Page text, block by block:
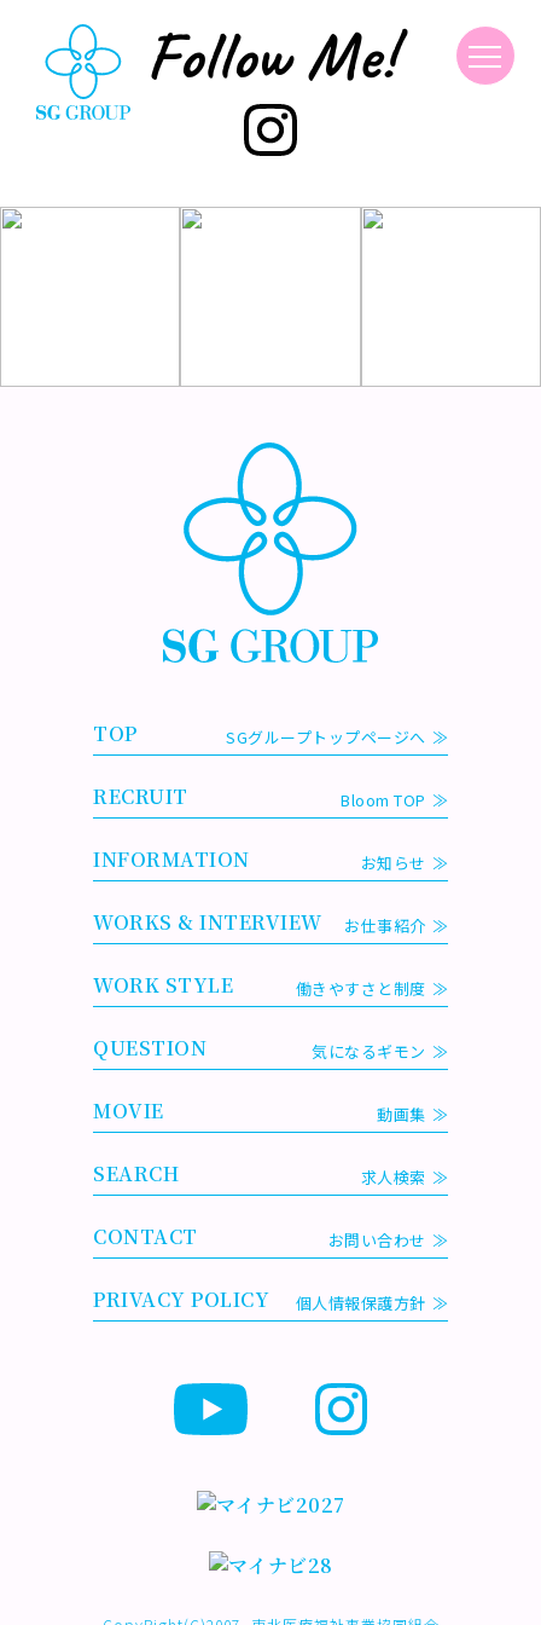
Follow Me!
TOP SGグループトップページへ
RECRUIT Bloom TOP
INFORMATION お知らせ
WORKS & INTERVIEW お仕事紹介
WORK STYLE 働きやすさと制度
QUESTION 気になるギモン
MOVIE 動画集
SEARCH 求人検索
CONTACT お問い合わせ
PRIVACY POLICY 個人情報保護方針